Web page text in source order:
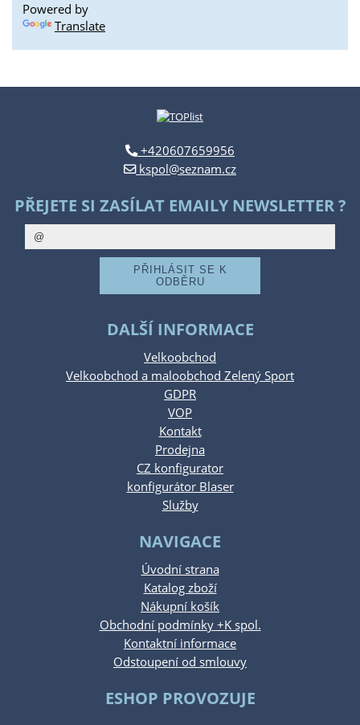
Powered by
Translate
+420607659956
kspol@seznam.cz
PŘEJETE SI ZASÍLAT EMAILY NEWSLETTER ?
DALŠÍ INFORMACE
Velkoobchod
Velkoobchod a maloobchod Zelený Sport
GDPR
VOP
Kontakt
Prodejna
CZ konfigurator
konfigurátor Blaser
Služby
NAVIGACE
Úvodní strana
Katalog zboží
Nákupní košík
Obchodní podmínky +K spol.
Kontaktní informace
Odstoupení od smlouvy
ESHOP PROVOZUJE